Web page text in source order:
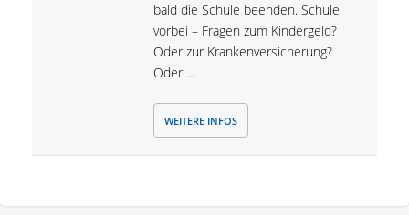
bald die Schule beenden. Schule
vorbei – Fragen zum Kindergeld?
Oder zur Krankenversicherung?
Oder ...
WEITERE INFOS